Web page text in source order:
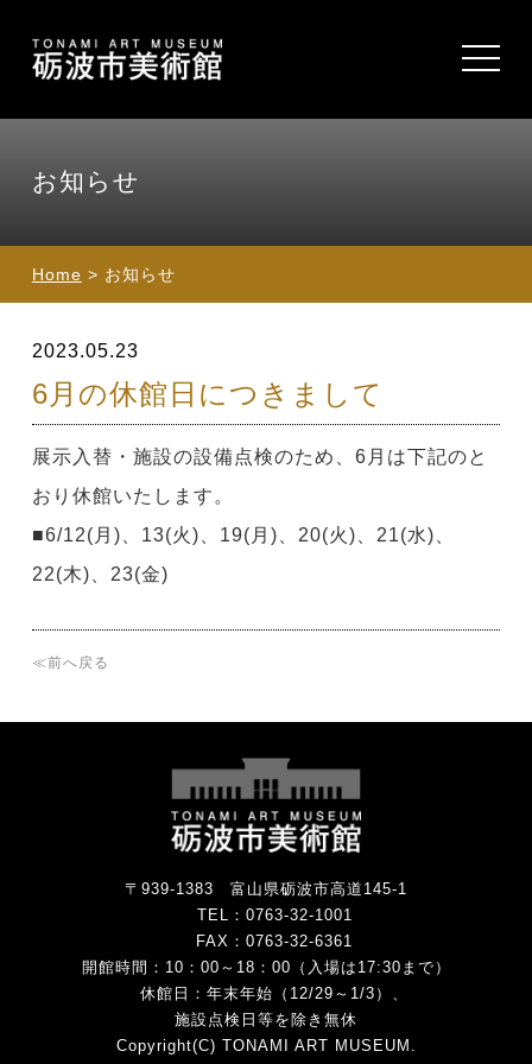
toggle
お知らせ
Home > お知らせ
2023.05.23
6月の休館日につきまして
展示入替・施設の設備点検のため、6月は下記のと
おり休館いたします。
■6/12(月)、13(火)、19(月)、20(火)、21(水)、
22(木)、23(金)
≪前へ戻る
〒939-1383 富山県砺波市高道145-1
TEL： 0763-32-1001
FAX：0763-32-6361
開館時間：10：00～18：00（入場は17:30まで）
休館日：年末年始（12/29～1/3）、
施設点検日等を除き無休
Copyright(C) TONAMI ART MUSEUM.